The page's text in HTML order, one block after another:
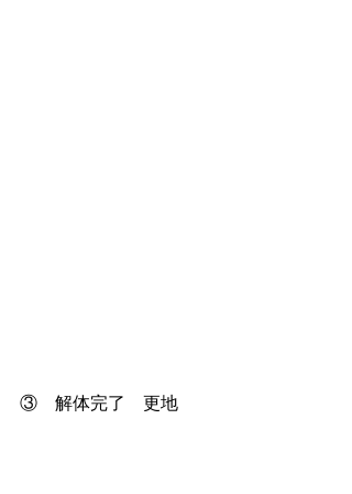
③　解体完了　更地